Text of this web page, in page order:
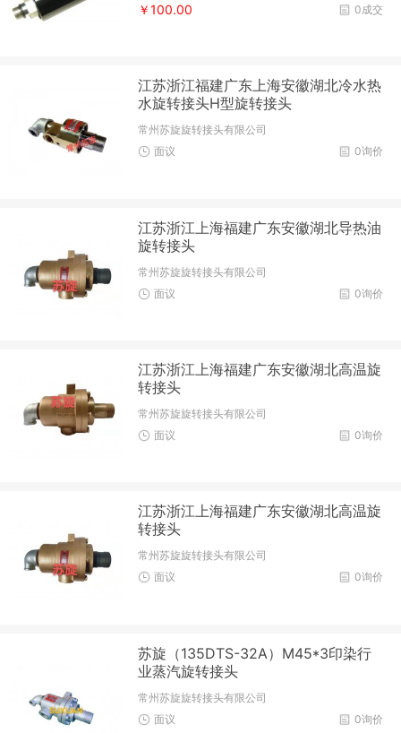
0成交
￥100.00
江苏浙江福建广东上海安徽湖北冷水热
水旋转接头H型旋转接头
常州苏旋旋转接头有限公司
0询价
面议
江苏浙江上海福建广东安徽湖北导热油
旋转接头
常州苏旋旋转接头有限公司
0询价
面议
江苏浙江上海福建广东安徽湖北高温旋
转接头
常州苏旋旋转接头有限公司
0询价
面议
江苏浙江上海福建广东安徽湖北高温旋
转接头
常州苏旋旋转接头有限公司
0询价
面议
苏旋（135DTS-32A）M45*3印染行
业蒸汽旋转接头
常州苏旋旋转接头有限公司
0询价
面议